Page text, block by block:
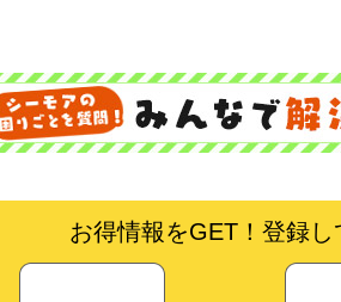
お得情報をGET！登録し